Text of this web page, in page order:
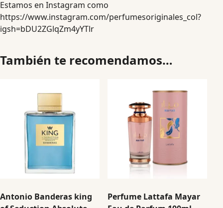
Estamos en Instagram como
https://www.instagram.com/perfumesoriginales_col?
igsh=bDU2ZGlqZm4yYTlr
También te recomendamos…
Antonio Banderas king
Perfume Lattafa Mayar